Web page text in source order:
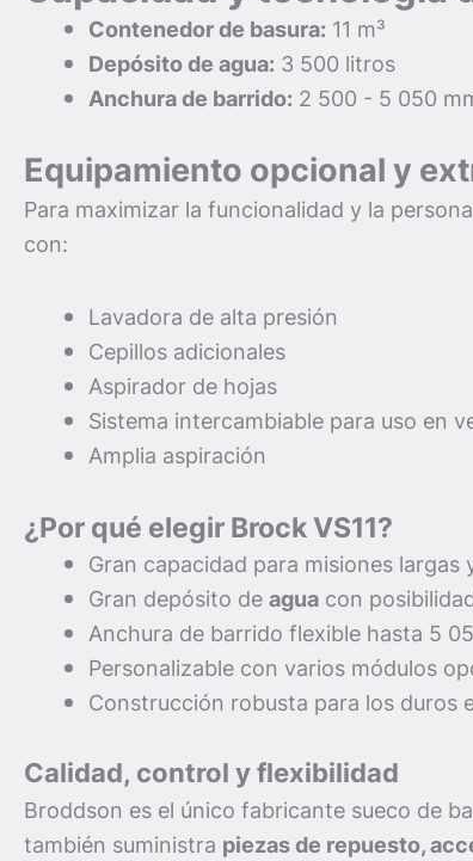
Contenedor de basura: 11 m³
Depósito de agua: 3 500 litros
Anchura de barrido: 2 500 - 5 050
Equipamiento opcional y
Para maximizar la funcionalidad y la
con:
Lavadora de alta presión
Cepillos adicionales
Aspirador de hojas
Sistema intercambiable para uso en
Amplia aspiración
¿Por qué elegir Brock VS11?
Gran capacidad para misiones
Gran depósito deagua con
Anchura de barrido flexible hasta 5
Personalizable con varios módulos
Construcción robusta para los duros
Calidad, control y flexibilidad
Broddson es el único fabricante sueco de
también suministra piezas de repuesto,